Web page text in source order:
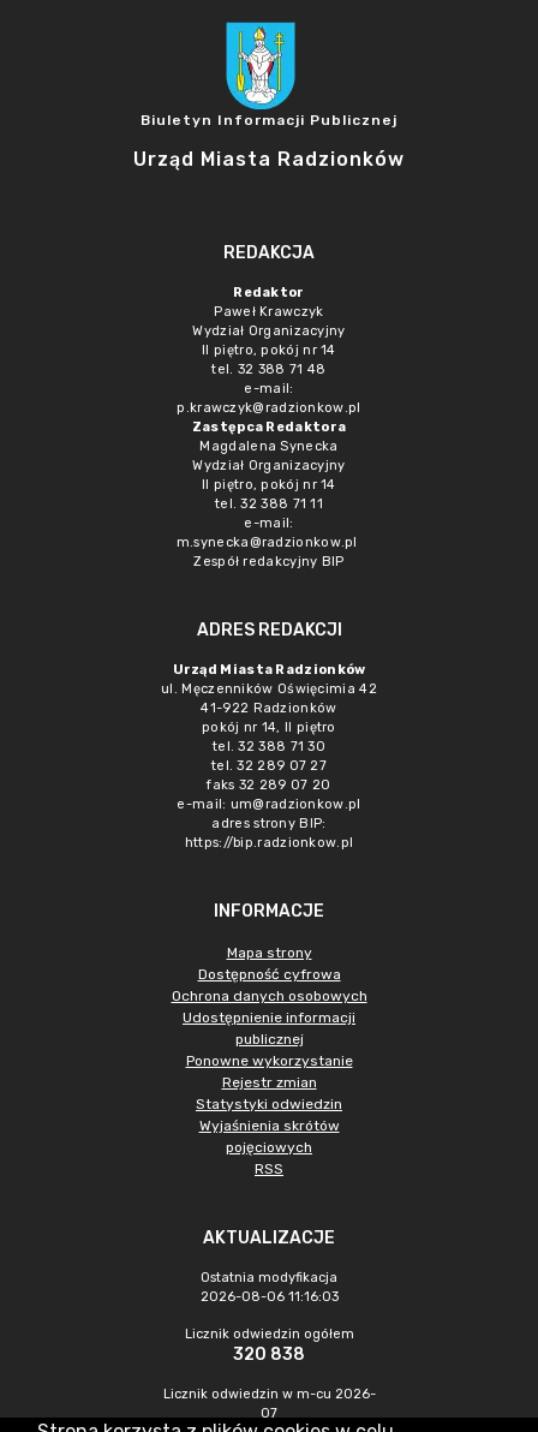
Biuletyn Informacji Publicznej
Urząd Miasta Radzionków
REDAKCJA
Redaktor
Paweł Krawczyk
Wydział Organizacyjny
II piętro, pokój nr 14
tel. 32 388 71 48
e-mail:
p.krawczyk@radzionkow.pl
Zastępca Redaktora
Magdalena Synecka
Wydział Organizacyjny
II piętro, pokój nr 14
tel. 32 388 71 11
e-mail:
m.synecka@radzionkow.pl
Zespół redakcyjny BIP
ADRES REDAKCJI
Urząd Miasta Radzionków
ul. Męczenników Oświęcimia 42
41-922 Radzionków
pokój nr 14, II piętro
tel. 32 388 71 30
tel. 32 289 07 27
faks 32 289 07 20
e-mail: um@radzionkow.pl
adres strony BIP:
https://bip.radzionkow.pl
INFORMACJE
Mapa strony
Dostępność cyfrowa
Ochrona danych osobowych
Udostępnienie informacji
publicznej
Ponowne wykorzystanie
Rejestr zmian
Statystyki odwiedzin
Wyjaśnienia skrótów
pojęciowych
RSS
AKTUALIZACJE
Ostatnia modyfikacja
2026-08-06 11:16:03
Licznik odwiedzin ogółem
320 838
Licznik odwiedzin w m-cu 2026-
07